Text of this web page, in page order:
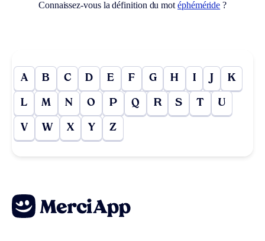
Connaissez-vous la définition du mot éphéméride ?
A B C D E F G H I J K
L M N O P Q R S T U
V W X Y Z